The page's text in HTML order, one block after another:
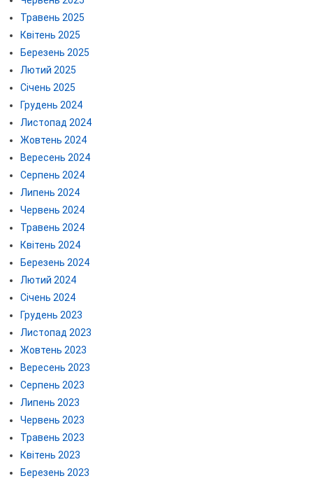
Травень 2025
Квітень 2025
Березень 2025
Лютий 2025
Січень 2025
Грудень 2024
Листопад 2024
Жовтень 2024
Вересень 2024
Серпень 2024
Липень 2024
Червень 2024
Травень 2024
Квітень 2024
Березень 2024
Лютий 2024
Січень 2024
Грудень 2023
Листопад 2023
Жовтень 2023
Вересень 2023
Серпень 2023
Липень 2023
Червень 2023
Травень 2023
Квітень 2023
Березень 2023